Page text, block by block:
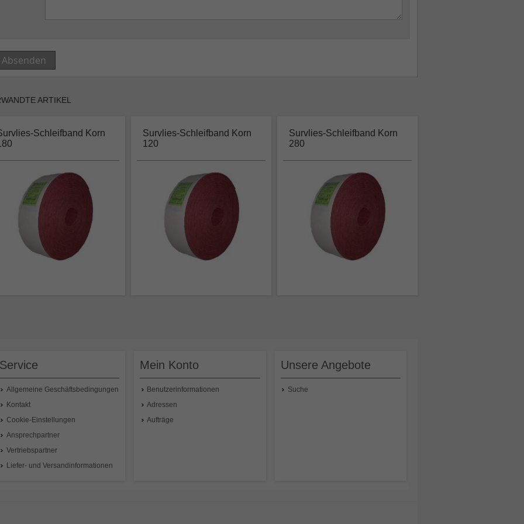
Absenden
ARTIKEL
Schleifband Korn
95,44 €
Preisangabe inklusive 19% MwSt.,
exkl.Versandkosten
In den Warenkorb
Survlies-Schleifband Korn
120
95,44 €
Preisangabe inklusive 19% MwSt.,
exkl.
In den Warenkorb
Survlies-Schleifband Korn
280
95,44 € pro Stück
Preisangabe inklusive 19% MwSt.
Service
Allgemeine Geschäftsbedingungen
Kontakt
Cookie-Einstellungen
Ansprechpartner
Vertriebspartner
Liefer- und Versandinformationen
Mein Konto
Benutzerinformationen
Adressen
Aufträge
Unsere Angebote
Suche